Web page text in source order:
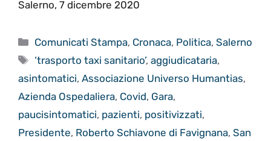
Salerno, 7 dicembre 2020
Categorie
Comunicati Stampa, Cronaca, Politica,Salerno
Tag
‘trasporto taxi sanitario’,aggiudicataria,
asintomatici, Associazione Universo Humantias,
Azienda Ospedaliera, Covid, Gara,
paucisintomatici, pazienti, positivizzati,
Presidente, Roberto Schiavone di Favignana, San